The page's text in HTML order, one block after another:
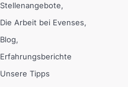
Stellenangebote
Die Arbeit bei Evenses
Blog
Erfahrungsberichte
Unsere Tipps